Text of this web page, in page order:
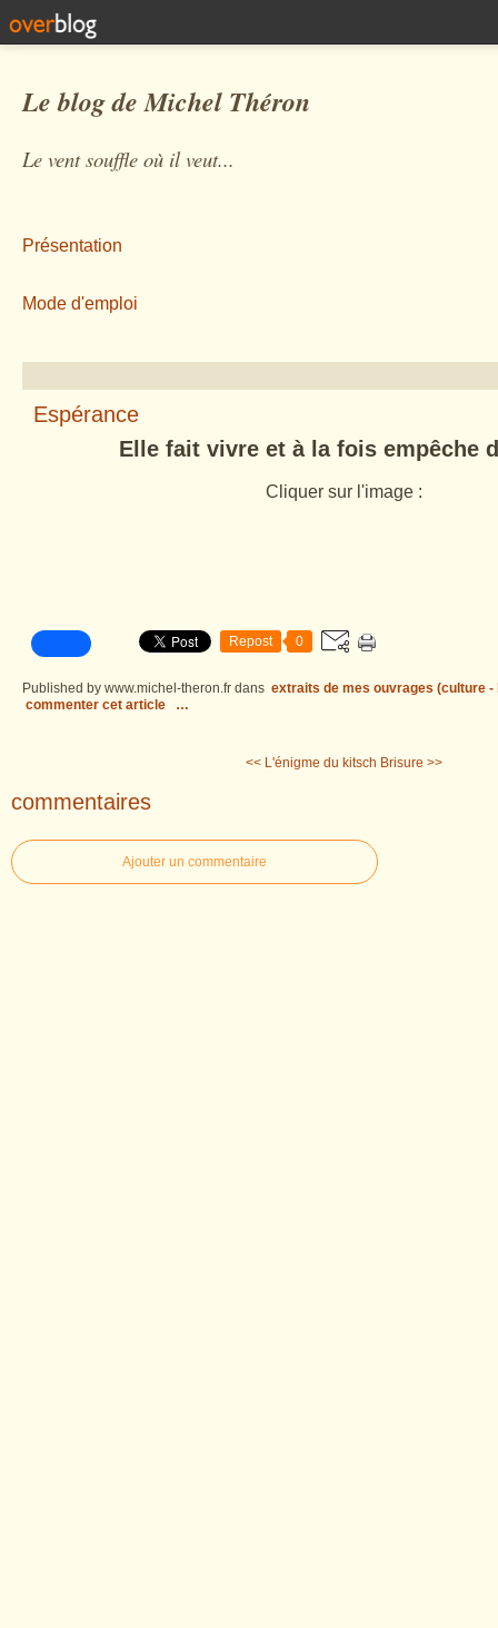
Le blog de Michel Théron
Le vent souffle où il veut...
Présentation
Mode d'emploi
Espérance
Elle fait vivre et à la fois empêche
Cliquer sur l'image :
Repost 0
Published by www.michel-theron.fr dans extraits de mes ouvrages (culture
commenter cet article
…
<< L'énigme du kitsch Brisure >>
commentaires
Ajouter un commentaire